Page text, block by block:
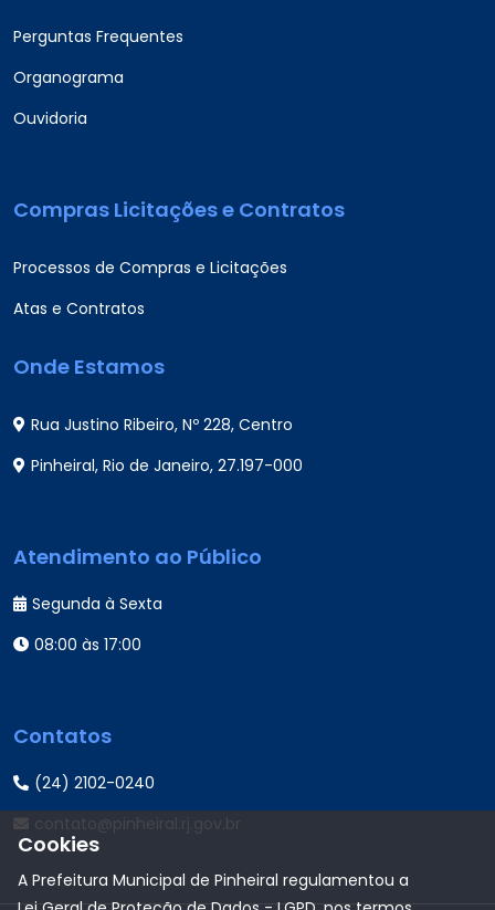
Perguntas Frequentes
Organograma
Ouvidoria
Compras Licitações e Contratos
Processos de Compras e Licitações
Atas e Contratos
Onde Estamos
Rua Justino Ribeiro, Nº 228, Centro
Pinheiral, Rio de Janeiro, 27.197-000
Atendimento ao Público
Segunda à Sexta
08:00 às 17:00
Contatos
(24) 2102-0240
contato@pinheiral.rj.gov.br
Cookies
A Prefeitura Municipal de Pinheiral regulamentou a